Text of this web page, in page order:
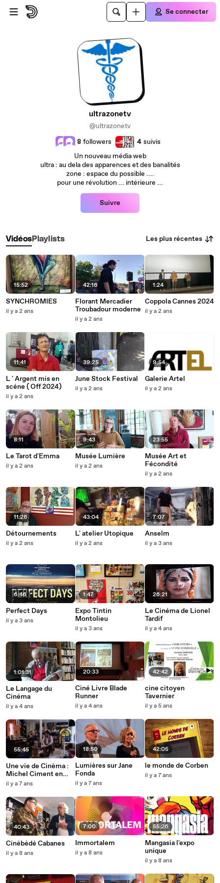
Passer au contenu principal
Se connecter
ultrazonetv
@ultrazonetv
8 followers 4 suivis
Un nouveau média web
ultra : au dela des apparences et des banalités
zone : espace du possible ....
pour une révolution ... intérieure ...
Suivre
VidéosPlaylists Les plus récentes
15:52
SYNCHROMIES
il y a 2 ans
11:41
L ' Argent mis en
scéne ( Off 2024)
il y a 2 ans
8:11
Le Tarot d'Emma
il y a 2 ans
11:26
Détournements
il y a 2 ans
6:46
Perfect Days
il y a 3 ans
1:01:31
Le Langage du
Cinéma
il y a 4 ans
55:45
Une vie de Cinèma :
Michel Ciment en
dédicace
il y a 7 ans
40:43
Cinébédé Cabanes
il y a 8 ans
42:16
Florant Mercadier
Troubadour moderne
il y a 2 ans
39:25
June Stock Festival
il y a 2 ans
9:43
Musée Lumière
il y a 2 ans
43:04
L' atelier Utopique
il y a 2 ans
1:47
Expo Tintin
Montolieu
il y a 3 ans
20:33
Ciné Livre Blade
Runner
il y a 4 ans
18:50
Lumières sur Jane
Fonda
il y a 7 ans
7:00
Immortalem
il y a 8 ans
1:24
Coppola Cannes 2024
il y a 2 ans
9:54
Galerie Artel
il y a 2 ans
23:55
Musée Art et
Fécondité
il y a 2 ans
7:07
Anselm
il y a 3 ans
26:21
Le Cinéma de Lionel
Tardif
il y a 4 ans
42:42
cine citoyen
Tavernier
il y a 5 ans
42:05
le monde de Corben
il y a 7 ans
55:26
Mangasia l'expo
unique
il y a 8 ans